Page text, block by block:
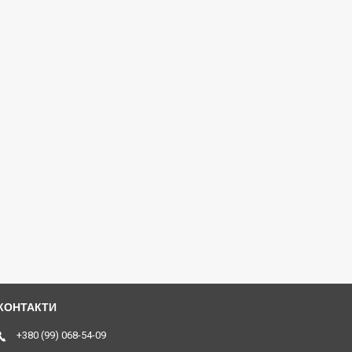
+380 (99) 068-54-09